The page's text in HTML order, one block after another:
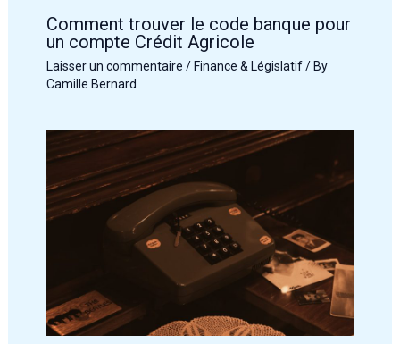
Comment trouver le code banque pour
un compte Crédit Agricole
Laisser un commentaire / Finance & Législatif/ By
Camille Bernard